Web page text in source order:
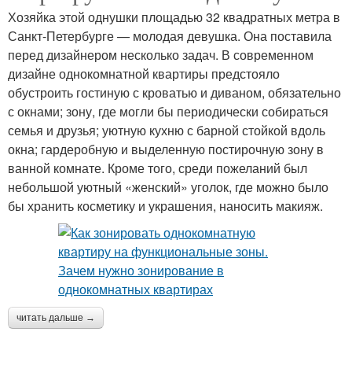
Хозяйка этой однушки площадью 32 квадратных метра в
Санкт-Петербурге — молодая девушка. Она поставила
перед дизайнером несколько задач. В современном
дизайне однокомнатной квартиры предстояло
обустроить гостиную с кроватью и диваном, обязательно
с окнами; зону, где могли бы периодически собираться
семья и друзья; уютную кухню с барной стойкой вдоль
окна; гардеробную и выделенную постирочную зону в
ванной комнате. Кроме того, среди пожеланий был
небольшой уютный «женский» уголок, где можно было
бы хранить косметику и украшения, наносить макияж.
читать дальше →